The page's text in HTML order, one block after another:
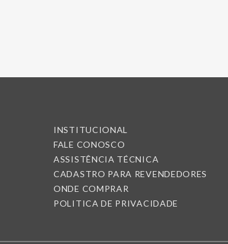
INSTITUCIONAL
FALE CONOSCO
ASSISTÊNCIA TÉCNICA
CADASTRO PARA REVENDEDORES
ONDE COMPRAR
POLITICA DE PRIVACIDADE